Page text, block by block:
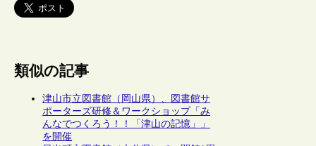
類似の記事
津山市立図書館（岡山県）、図書館サ
ポーターズ研修＆ワークショップ「み
んなでつくろう！！「津山の記憶」」
を開催